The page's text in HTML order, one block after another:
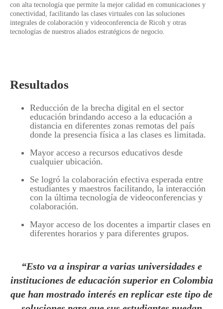
con alta tecnología que permite la mejor calidad en comunicaciones y
conectividad, facilitando las clases virtuales con las soluciones
integrales de colaboración y videoconferencia de Ricoh y otras
tecnologías de nuestros aliados estratégicos de negocio.
Resultados
Reducción de la brecha digital en el sector
educación brindando acceso a la educación a
distancia en diferentes zonas remotas del país
donde la presencia física a las clases es limitada.
Mayor acceso a recursos educativos desde
cualquier ubicación.
Se logró la colaboración efectiva esperada entre
estudiantes y maestros facilitando, la interacción
con la última tecnología de videoconferencias y
colaboración.
Mayor acceso de los docentes a impartir clases en
diferentes horarios y para diferentes grupos.
“Esto va a inspirar a varias universidades e
instituciones de educación superior en Colombia
que han mostrado interés en replicar este tipo de